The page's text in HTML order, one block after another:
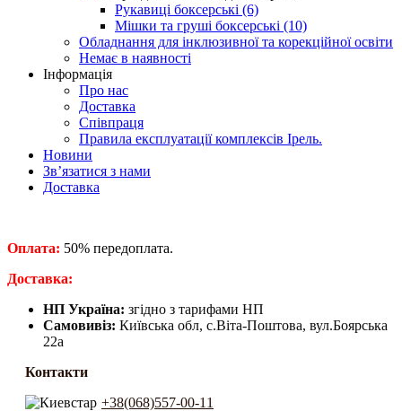
Рукавиці боксерські (6)
Мішки та груші боксерські (10)
Обладнання для інклюзивної та корекційної освіти
Немає в наявності
Інформація
Про нас
Доставка
Співпраця
Правила експлуатації комплексів Ірель.
Новини
Зв’язатися з нами
Доставка
Оплата: 50% передоплата.
​Доставка:
НП Україна: згідно з тарифами НП
Самовивіз: Київська обл, с.Віта-Поштова, вул.Боярська
22а
Контакти
+38(068)557-00-11